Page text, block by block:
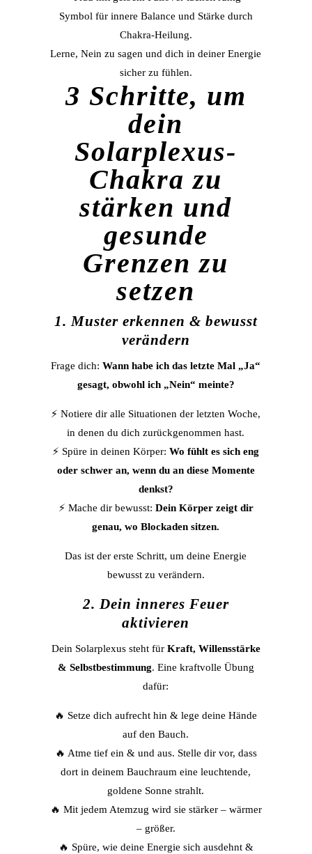
Lerne, Nein zu sagen und dich in deiner Energie
sicher zu fühlen.
3 Schritte, um
dein
Solarplexus-
Chakra zu
stärken und
gesunde
Grenzen zu
setzen
1. Muster erkennen & bewusst
verändern
Frage dich:Wann habe ich das letzte Mal „Ja“
gesagt, obwohl ich „Nein“ meinte?
⚡ Notiere dir alle Situationen der letzten Woche,
in denen du dich zurückgenommen hast.
⚡ Spüre in deinen Körper:Wo fühlt es sich eng
oder schwer an, wenn du an diese Momente
denkst?
⚡ Mache dir bewusst: Dein Körper zeigt dir
genau, wo Blockaden sitzen.
Das ist der erste Schritt, um deine Energie
bewusst zu verändern.
2. Dein inneres Feuer
aktivieren
Dein Solarplexus steht für Kraft, Willensstärke
& Selbstbestimmung. Eine kraftvolle Übung
dafür:
🔥 Setze dich aufrecht hin & lege deine Hände
auf den Bauch.
🔥 Atme tief ein & und aus. Stelle dir vor, dass
dort in deinem Bauchraum eine leuchtende,
goldene Sonne strahlt.
🔥 Mit jedem Atemzug wird sie stärker – wärmer
– größer.
🔥 Spüre, wie deine Energie sich ausdehnt &